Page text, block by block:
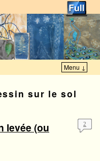
Menu ↓
sur le sol
levée (ou
2